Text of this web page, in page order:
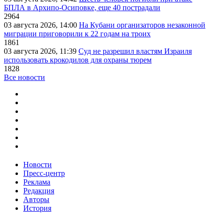
БПЛА в Архипо-Осиповке, еще 40 пострадали
2964
03 августа 2026, 14:00 На Кубани организаторов незаконной
миграции приговорили к 22 годам на троих
1861
03 августа 2026, 11:39 Суд не разрешил властям Израиля
использовать крокодилов для охраны тюрем
1828
Все новости
Новости
Пресс-центр
Реклама
Редакция
Авторы
История